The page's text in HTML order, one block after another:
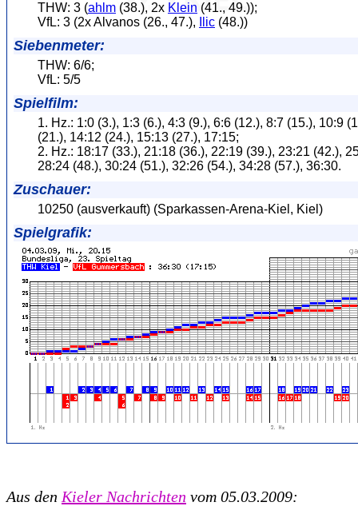
THW: 3 (ahlm (38.), 2x Klein (41., 49.));
VfL: 3 (2x Alvanos (26., 47.),
Ilic (48.))
Siebenmeter:
THW: 6/6;
VfL: 5/5
Spielfilm:
1. Hz.: 1:0 (3.), 1:3 (6.), 4:3 (9.), 6:6 (12.), 8:7 (15.), 10:9
(21.), 14:12 (24.), 15:13 (27.), 17:15;
2. Hz.: 18:17 (33.), 21:18 (36.), 22:19 (39.), 23:21 (42.),
28:24 (48.), 30:24 (51.), 32:26 (54.), 34:28 (57.), 36:30.
Zuschauer:
10250 (ausverkauft) (Sparkassen-Arena-Kiel, Kiel)
Spielgrafik:
Aus den Kieler Nachrichten vom 05.03.2009: